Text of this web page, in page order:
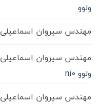
ولوو
مهندس سیروان اسماعیلی
مهندس سیروان اسماعیلی
ولوو n10
مهندس سیروان اسماعیلی